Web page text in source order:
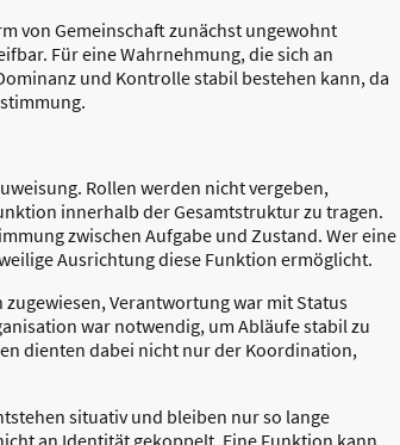
von Gemeinschaft zunächst ungewohnt
Für eine Wahrnehmung, die sich an
und Kontrolle stabil bestehen kann, da
Rollen werden nicht vergeben,
innerhalb der Gesamtstruktur zu tragen.
zwischen Aufgabe und Zustand. Wer eine
Ausrichtung diese Funktion ermöglicht.
Verantwortung war mit Status
war notwendig, um Abläufe stabil zu
dienten dabei nicht nur der Koordination,
situativ und bleiben nur so lange
an Identität gekoppelt. Eine Funktion kann